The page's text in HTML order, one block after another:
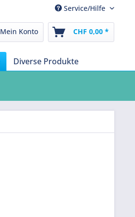
Service/Hilfe
Mein Konto CHF 0,00 *
Diverse Produkte